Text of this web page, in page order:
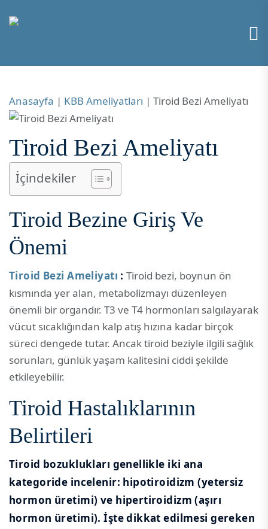
Anasayfa | KBB Ameliyatları | Tiroid Bezi Ameliyatı
Tiroid Bezi Ameliyatı
İçindekiler
Tiroid Bezine Giriş Ve
Önemi
Tiroid Bezi Ameliyatı : Tiroid bezi, boynun ön
kısmında yer alan, metabolizmayı düzenleyen
önemli bir organdır. T3 ve T4 hormonları salgılayarak
vücut sıcaklığından kalp atış hızına kadar birçok
süreci dengede tutar. Ancak tiroid beziyle ilgili sağlık
sorunları, günlük yaşam kalitesini ciddi şekilde
etkileyebilir.
Tiroid Hastalıklarının
Belirtileri
Tiroid bozuklukları genellikle iki ana
kategoride incelenir: hipotiroidizm (yetersiz
hormon üretimi) ve hipertiroidizm (aşırı
hormon üretimi). İşte dikkat edilmesi gereken